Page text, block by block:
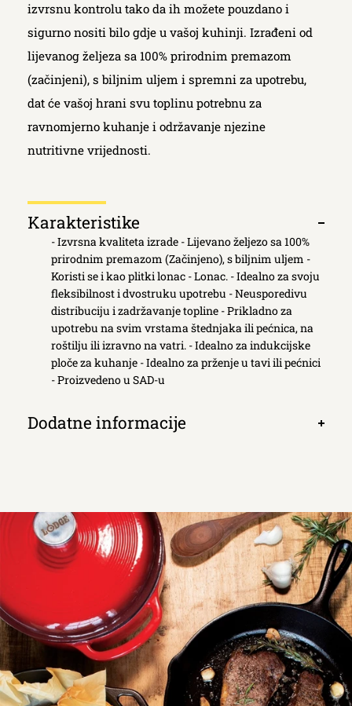
izvrsnu kontrolu tako da ih možete pouzdano i
sigurno nositi bilo gdje u vašoj kuhinji. Izrađeni od
lijevanog željeza sa 100% prirodnim premazom
(začinjeni), s biljnim uljem i spremni za upotrebu,
dat će vašoj hrani svu toplinu potrebnu za
ravnomjerno kuhanje i održavanje njezine
nutritivne vrijednosti.
Κarakteristike
Otvori
- Izvrsna kvaliteta izrade - Lijevano željezo sa 100%
prirodnim premazom (Začinjeno), s biljnim uljem -
Koristi se i kao plitki lonac - Lonac. - Idealno za svoju
fleksibilnost i dvostruku upotrebu - Neusporedivu
distribuciju i zadržavanje topline - Prikladno za
upotrebu na svim vrstama štednjaka ili pećnica, na
roštilju ili izravno na vatri. - Idealno za indukcijske
ploče za kuhanje - Idealno za prženje u tavi ili pećnici
- Proizvedeno u SAD-u
Dodatne informacije
Otvori